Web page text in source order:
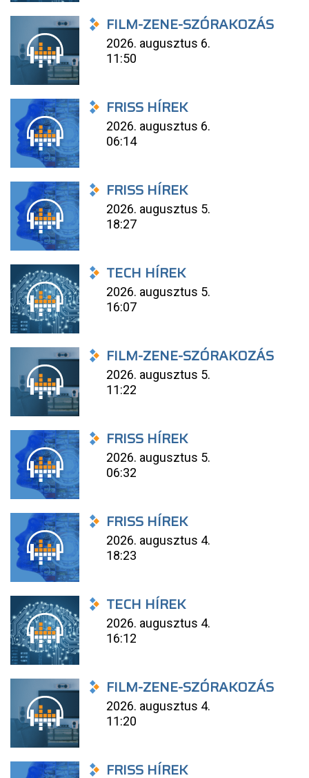
FILM-ZENE-SZÓRAKOZÁS
2026. augusztus 6.
11:50
FRISS HÍREK
2026. augusztus 6.
06:14
FRISS HÍREK
2026. augusztus 5.
18:27
TECH HÍREK
2026. augusztus 5.
16:07
FILM-ZENE-SZÓRAKOZÁS
2026. augusztus 5.
11:22
FRISS HÍREK
2026. augusztus 5.
06:32
FRISS HÍREK
2026. augusztus 4.
18:23
TECH HÍREK
2026. augusztus 4.
16:12
FILM-ZENE-SZÓRAKOZÁS
2026. augusztus 4.
11:20
FRISS HÍREK